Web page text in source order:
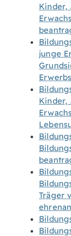
Kinder,
junge
Kinder,
Träger